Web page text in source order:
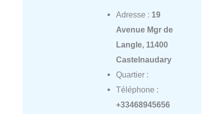
Adresse : 19
Avenue Mgr de
Langle, 11400
Castelnaudary
Quartier :
Téléphone :
+33468945656